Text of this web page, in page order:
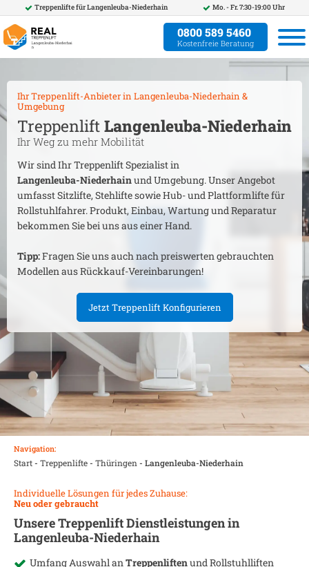
Treppenlifte fürLangenleuba-Niederhain Mo. - Fr. 7:30-19:00 Uhr
0800 589 5460
Kostenfreie Beratung
Ihr Treppenlift-Anbieter in Langenleuba-Niederhain &
Umgebung
Treppenlift Langenleuba-Niederhain
Ihr Weg zu mehr Mobilität
Wir sind Ihr Treppenlift Spezialist in
Langenleuba-Niederhainund Umgebung. Unser Angebot
umfasst Sitzlifte, Stehlifte sowie Hub- und Plattformlifte für
Rollstuhlfahrer. Produkt, Einbau, Wartung und Reparatur
bekommen Sie bei uns aus einer Hand.
Tipp:Fragen Sie uns auch nach preiswerten gebrauchten
Modellen aus Rückkauf-Vereinbarungen!
Jetzt Treppenlift Konfigurieren
Navigation:
Start- Treppenlifte- Thüringen - Langenleuba-Niederhain
Individuelle Lösungen für jedes Zuhause:
Neu oder gebraucht
Unsere Treppenlift Dienstleistungen in
Langenleuba-Niederhain
Umfang Auswahl anTreppenliftenund Rollstuhlliften